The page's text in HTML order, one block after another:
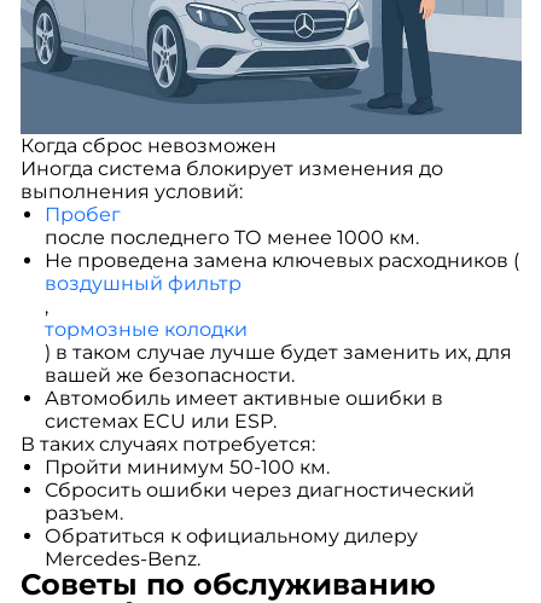
Когда сброс невозможен
Иногда система блокирует изменения до
выполнения условий:
Пробег
после последнего ТО менее 1000 км.
Не проведена замена ключевых расходников (
воздушный фильтр
,
тормозные колодки
) в таком случае лучше будет заменить их, для
вашей же безопасности.
Автомобиль имеет активные ошибки в
системах ECU или ESP.
В таких случаях потребуется:
Пройти минимум 50-100 км.
Сбросить ошибки через диагностический
разъем.
Обратиться к официальному дилеру
Mercedes-Benz.
Советы по обслуживанию